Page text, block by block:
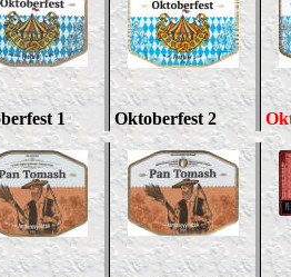
1 Oktoberfest 2